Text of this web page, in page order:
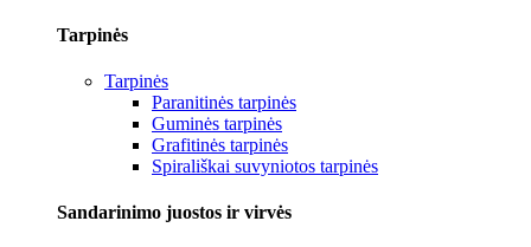
Tarpinės
Tarpinės
Paranitinės tarpinės
Guminės tarpinės
Grafitinės tarpinės
Spirališkai suvyniotos tarpinės
Sandarinimo juostos ir virvės